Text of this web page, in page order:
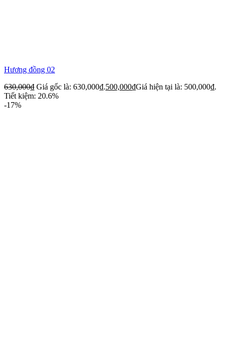
Hương đồng 02
630,000₫ Giá gốc là: 630,000₫.500,000₫Giá hiện tại là: 500,000₫.
Tiết kiệm: 20.6%
-17%